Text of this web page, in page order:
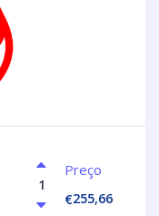
Preço
€255,66